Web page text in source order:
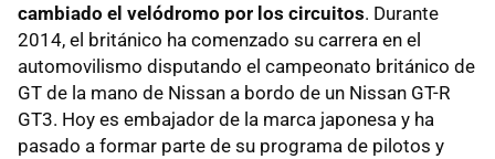
cambiado el velódromo por los circuitos. Durante
2014, el británico ha comenzado su carrera en el
automovilismo disputando el campeonato británico de
GT de la mano de Nissan a bordo de un Nissan GT-R
GT3. Hoy es embajador de la marca japonesa y ha
pasado a formar parte de su programa de pilotos y